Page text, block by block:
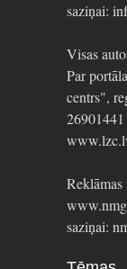
saziņai:
Visas
Par
centrs",
Reklāmas
saziņai: